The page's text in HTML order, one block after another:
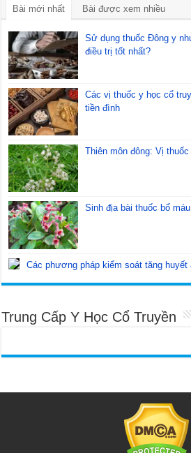
Bài mới nhất Bài được xem nhiều
Sử dụng thuốc Đông y
điều trị tốt nhất?
Các vị thuốc y học cổ
tiền đình
Thiên môn đông: Vị
Sinh địa bài thuốc bổ
Các phương pháp kiểm soát tăng huyết
Trung Cấp Y Học Cổ Truyền